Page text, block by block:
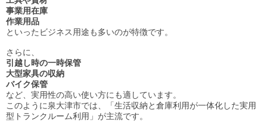
事業用在庫
作業用品
といったビジネス用途も多いのが特徴です。
さらに、
引越し時の一時保管
大型家具の収納
バイク保管
など、実用性の高い使い方にも適しています。
このように泉大津市では、「生活収納と倉庫利用が一体化した実用
型トランクルーム利用」が主流です。